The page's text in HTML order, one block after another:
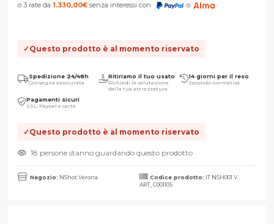
o 3 rate da 1.330,00€ senza interessi con o
Questo prodotto è al momento riservato
Spedizione 24/48h
Consegna assicurata
Ritiriamo il tuo usato
Richiedi la valutazione
della tua attrezzatura
14 giorni per il reso
Secondo normativa
Pagamenti sicuri
SSL, Paypal e carte
Questo prodotto è al momento riservato
18 persone stanno guardando questo prodotto
Negozio: NShot Verona Codice prodotto: IT NSH001 V
ART_C001105